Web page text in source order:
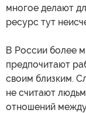
многое делают
ресурс тут
В России более
предпочитают
своим близким.
не считают
отношений между